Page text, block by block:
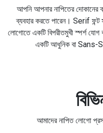
আপনি আপনার নাপিতের দোকানের
ব্যবহার করতে পারেন। Serif
লোগোতে একটি বিপরীতমুখী স্পর্শ যোগ
একটি আধুনিক বা Sans-
আমাদের নাপিত লোগো